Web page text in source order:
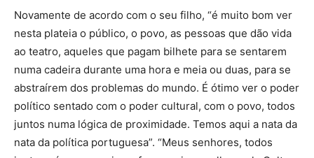
Novamente de acordo com o seu filho, “é muito bom ver
nesta plateia o público, o povo, as pessoas que dão vida
ao teatro, aqueles que pagam bilhete para se sentarem
numa cadeira durante uma hora e meia ou duas, para se
abstraírem dos problemas do mundo. É ótimo ver o poder
político sentado com o poder cultural, com o povo, todos
juntos numa lógica de proximidade. Temos aqui a nata da
nata da política portuguesa”. “Meus senhores, todos